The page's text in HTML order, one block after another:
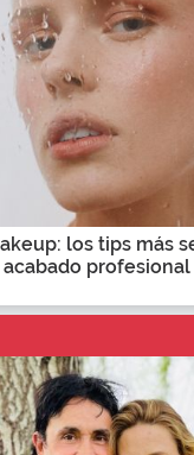
los tips más
acabado profesional